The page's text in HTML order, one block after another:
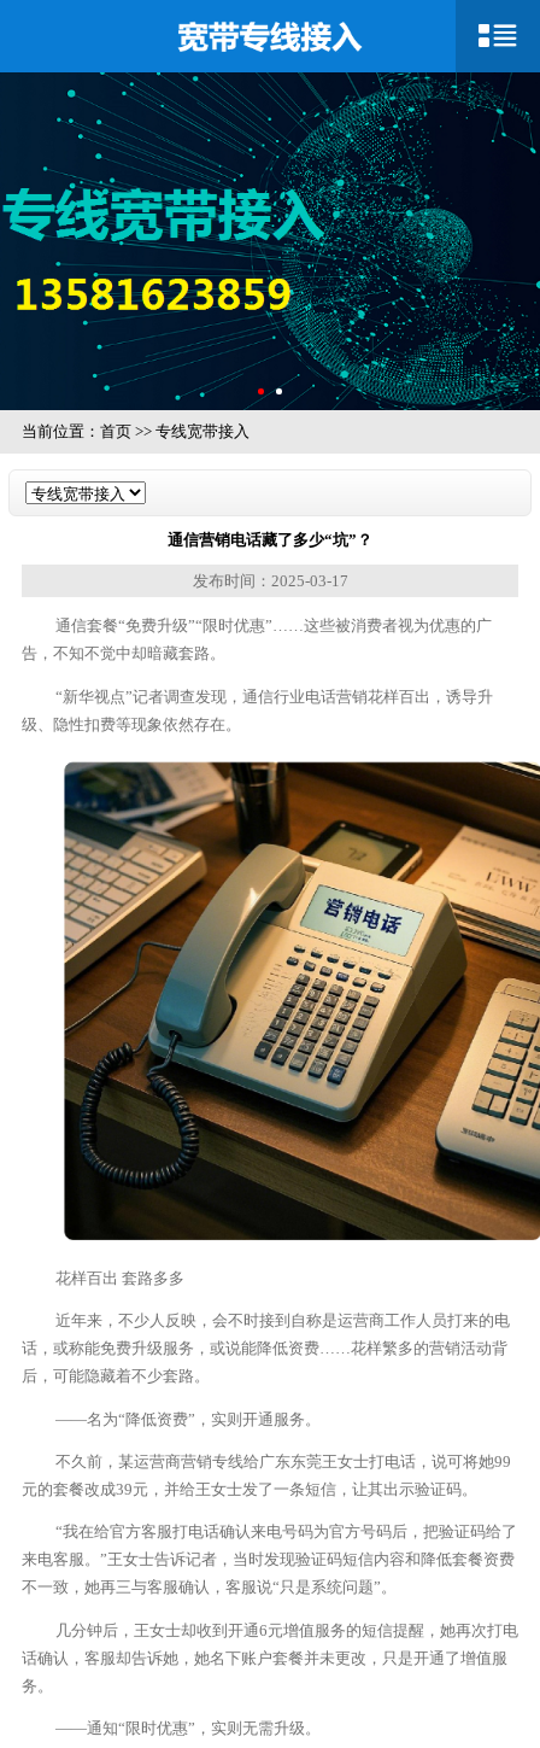
当前位置： 首页>> 专线宽带接入
通信营销电话藏了多少“坑”？
发布时间：2025-03-17
通信套餐“免费升级”“限时优惠”……这些被消费者视为优惠的广
告，不知不觉中却暗藏套路。
“新华视点”记者调查发现，通信行业电话营销花样百出，诱导升
级、隐性扣费等现象依然存在。
花样百出 套路多多
近年来，不少人反映，会不时接到自称是运营商工作人员打来的电
话，或称能免费升级服务，或说能降低资费……花样繁多的营销活动背
后，可能隐藏着不少套路。
——名为“降低资费”，实则开通服务。
不久前，某运营商营销专线给广东东莞王女士打电话，说可将她99
元的套餐改成39元，并给王女士发了一条短信，让其出示验证码。
“我在给官方客服打电话确认来电号码为官方号码后，把验证码给了
来电客服。”王女士告诉记者，当时发现验证码短信内容和降低套餐资费
不一致，她再三与客服确认，客服说“只是系统问题”。
几分钟后，王女士却收到开通6元增值服务的短信提醒，她再次打电
话确认，客服却告诉她，她名下账户套餐并未更改，只是开通了增值服
务。
——通知“限时优惠”，实则无需升级。